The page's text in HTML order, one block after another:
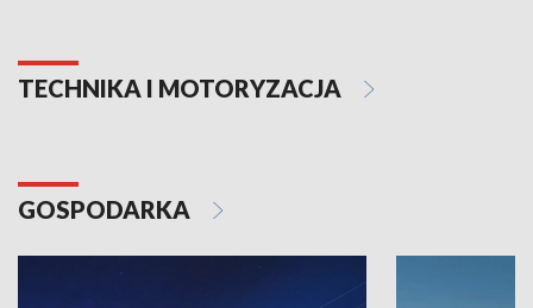
TECHNIKA I MOTORYZACJA
GOSPODARKA